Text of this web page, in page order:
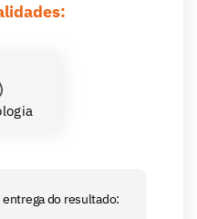
do resultado: